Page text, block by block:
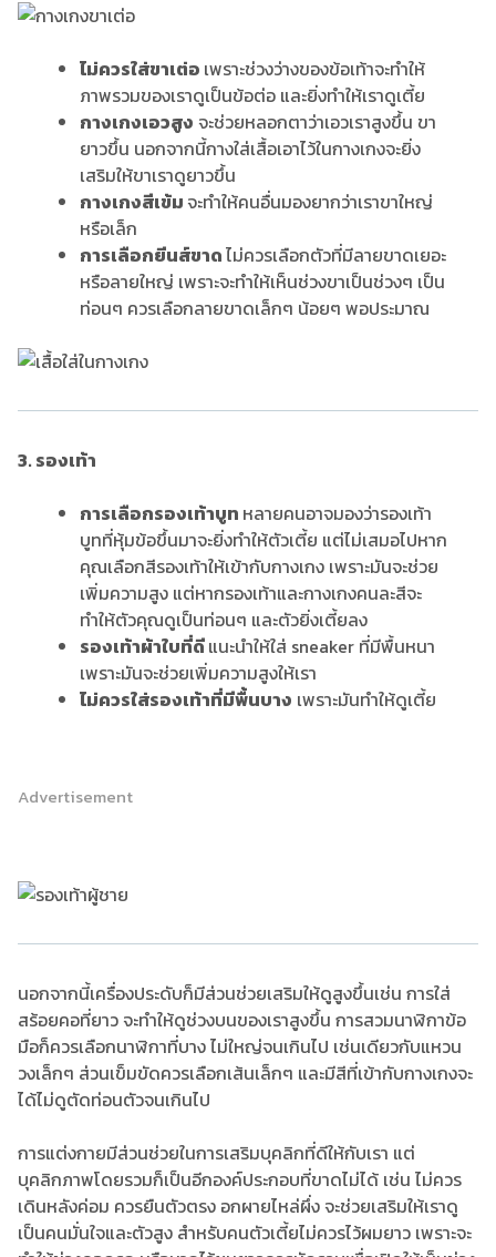
ไม่ควรใส่ขาเต่อ เพราะช่วงว่างของข้อเท้าจะทำให้
ภาพรวมของเราดูเป็นข้อต่อ และยิ่งทำให้เราดูเตี้ย
กางเกงเอวสูง จะช่วยหลอกตาว่าเอวเราสูงขึ้น ขา
ยาวขึ้น นอกจากนี้กางใส่เสื้อเอาไว้ในกางเกงจะยิ่ง
เสริมให้ขาเราดูยาวขึ้น
กางเกงสีเข้มจะทำให้คนอื่นมองยากว่าเราขาใหญ่
หรือเล็ก
การเลือกยีนส์ขาดไม่ควรเลือกตัวที่มีลายขาดเยอะ
หรือลายใหญ่ เพราะจะทำให้เห็นช่วงขาเป็นช่วงๆ เป็น
ท่อนๆ ควรเลือกลายขาดเล็กๆ น้อยๆ พอประมาณ
3. รองเท้า
การเลือกรองเท้าบูท หลายคนอาจมองว่ารองเท้า
บูทที่หุ้มข้อขึ้นมาจะยิ่งทำให้ตัวเตี้ย แต่ไม่เสมอไปหาก
คุณเลือกสีรองเท้าให้เข้ากับกางเกง เพราะมันจะช่วย
เพิ่มความสูง แต่หากรองเท้าและกางเกงคนละสีจะ
ทำให้ตัวคุณดูเป็นท่อนๆ และตัวยิ่งเตี้ยลง
รองเท้าผ้าใบที่ดีแนะนำให้ใส่ sneaker ที่มีพื้นหนา
เพราะมันจะช่วยเพิ่มความสูงให้เรา
ไม่ควรใส่รองเท้าที่มีพื้นบาง เพราะมันทำให้ดูเตี้ย
Advertisement
นอกจากนี้เครื่องประดับก็มีส่วนช่วยเสริมให้ดูสูงขึ้นเช่น การใส่
สร้อยคอที่ยาว จะทำให้ดูช่วงบนของเราสูงขึ้น การสวมนาฬิกาข้อ
มือก็ควรเลือกนาฬิกาที่บาง ไม่ใหญ่จนเกินไป เช่นเดียวกับแหวน
วงเล็กๆ ส่วนเข็มขัดควรเลือกเส้นเล็กๆ และมีสีที่เข้ากับกางเกงจะ
ได้ไม่ดูตัดท่อนตัวจนเกินไป
การแต่งกายมีส่วนช่วยในการเสริมบุคลิกที่ดีให้กับเรา แต่
บุคลิกภาพโดยรวมก็เป็นอีกองค์ประกอบที่ขาดไม่ได้ เช่น ไม่ควร
เดินหลังค่อม ควรยืนตัวตรง อกผายไหล่ผึ่ง จะช่วยเสริมให้เราดู
เป็นคนมั่นใจและตัวสูง สำหรับคนตัวเตี้ยไม่ควรไว้ผมยาว เพราะจะ